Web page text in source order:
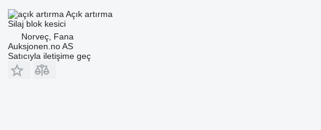
Açık artırma
Silaj blok kesici
Norveç, Fana
Auksjonen.no AS
Satıcıyla iletişime geç